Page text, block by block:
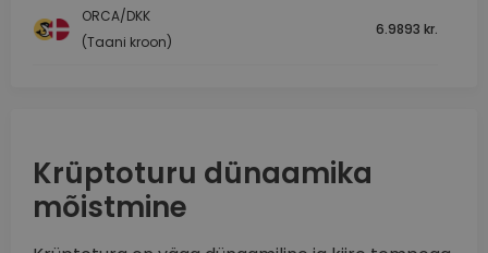
ORCA/DKK
(Taani kroon)
6.9893 kr.
Krüptoturu dünaamika
mõistmine